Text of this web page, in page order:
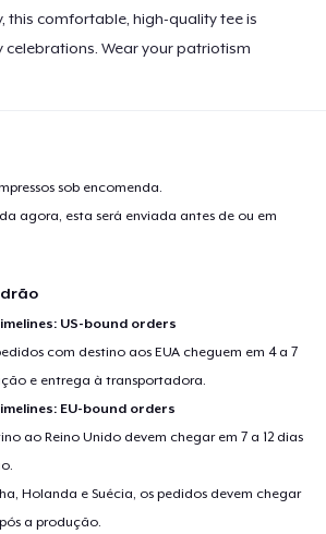
this comfortable, high-quality tee is
celebrations. Wear your patriotism
sob encomenda.
agora, esta será enviada antes de ou em
US-bound orders
com destino aos EUA cheguem em 4 a 7
e entrega à transportadora.
EU-bound orders
ao Reino Unido devem chegar em 7 a 12 dias
Holanda e Suécia, os pedidos devem chegar
a produção.